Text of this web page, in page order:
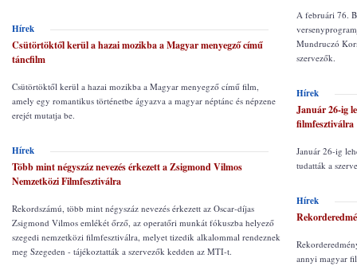
Hírek
Csütörtöktől kerül a hazai mozikba a Magyar menyegző című
táncfilm
Csütörtöktől kerül a hazai mozikba a Magyar menyegző című film,
amely egy romantikus történetbe ágyazva a magyar néptánc és népzene
erejét mutatja be.
Hírek
Több mint négyszáz nevezés érkezett a Zsigmond Vilmos
Nemzetközi Filmfesztiválra
Rekordszámú, több mint négyszáz nevezés érkezett az Oscar-díjas
Zsigmond Vilmos emlékét őrző, az operatőri munkát fókuszba helyező
szegedi nemzetközi filmfesztiválra, melyet tizedik alkalommal rendeznek
meg Szegeden - tájékoztatták a szervezők kedden az MTI-t.
A februári 76.
Mundruczó
szervezők.
Hírek
Január 26-ig
filmfesztiválra
Január 26-ig
tudatták a
Hírek
annyi magyar